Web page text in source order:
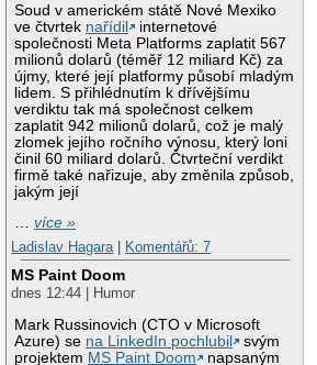
Soud v americkém státě Nové Mexiko
ve čtvrtek nařídil
internetové
společnosti Meta Platforms zaplatit 567
milionů dolarů (téměř 12 miliard Kč) za
újmy, které její platformy působí mladým
lidem. S přihlédnutím k dřívějšímu
verdiktu tak má společnost celkem
zaplatit 942 milionů dolarů, což je malý
zlomek jejího ročního výnosu, který loni
činil 60 miliard dolarů. Čtvrteční verdikt
firmě také nařizuje, aby změnila způsob,
jakým její
…více »
Ladislav Hagara
Komentářů: 7
MS Paint Doom
dnes 12:44 | Humor
Mark Russinovich (CTO v Microsoft
Azure) se na LinkedIn pochlubil
svým
projektem MS Paint Doom
napsaným